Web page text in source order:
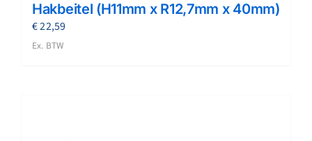
Hakbeitel (H11mm x R12,7mm x 40mm)
€22,59
Ex. BTW